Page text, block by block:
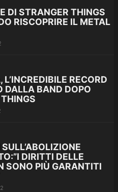
DI STRANGER THINGS
RISCOPRIRE IL METAL
RECORD
DALLA BAND DOPO
DIRITTI DELLE
SONO PIÙ GARANTITI